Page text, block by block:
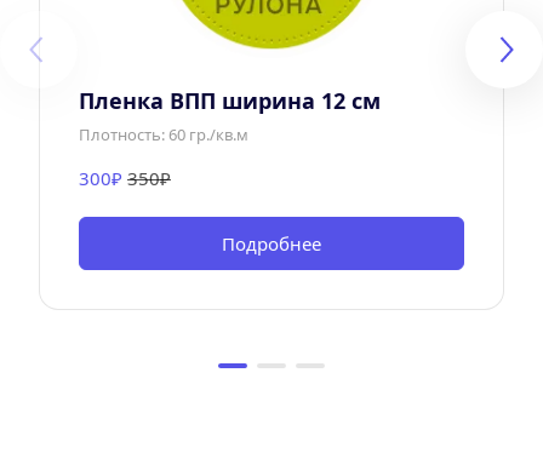
Пленка ВПП ширина 12 см
Плотность: 60 гр./кв.м
300₽ 350₽
Подробнее